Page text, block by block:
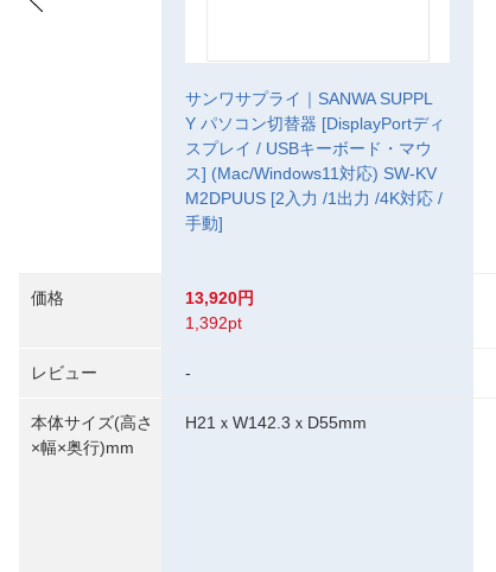
価格
レビュー
本体サイズ(高さ
×幅×奥行)mm
サンワサプライ｜SANWA SUPPL
Y パソコン切替器 [DisplayPortディ
スプレイ / USBキーボード・マウ
ス] (Mac/Windows11対応) SW-KV
M2DPUUS [2入力 /1出力 /4K対応 /
手動]
13,920円
1,392pt
-
H21ｘW142.3ｘD55mm